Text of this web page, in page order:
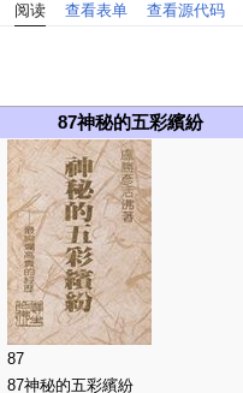
阅读 查看表单 查看源代码
87神秘的五彩繽紛
87
87神秘的五彩繽紛